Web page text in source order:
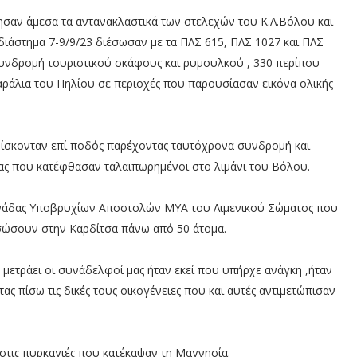
άμεσα τα αντανακλαστικά των στελεχών του Κ.Λ.Βόλου και
7-9/9/23 διέσωσαν με τα ΠΛΣ 615, ΠΛΣ 1027 και ΠΛΣ
τουριστικού σκάφους και ρυμουλκού , 330 περίπου
του Πηλίου σε περιοχές που παρουσίασαν εικόνα ολικής
επί ποδός παρέχοντας ταυτόχρονα συνδρομή και
που κατέφθασαν ταλαιπωρημένοι στο λιμάνι του Βόλου.
Υποβρυχίων Αποστολών ΜΥΑ του Λιμενικού Σώματος που
στην Καρδίτσα πάνω από 50 άτομα.
οι συνάδελφοί μας ήταν εκεί που υπήρχε ανάγκη ,ήταν
τις δικές τους οικογένειες που και αυτές αντιμετώπισαν
πυρκαγιές που κατέκαψαν τη Μαγνησία.